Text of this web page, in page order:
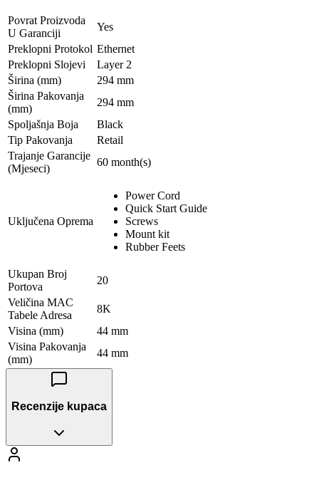
Povrat Proizvoda
U Garanciji
Yes
Preklopni Protokol Ethernet
Preklopni Slojevi
Layer 2
Širina (mm)
294 mm
Širina Pakovanja
(mm)
294 mm
Spoljašnja Boja
Black
Tip Pakovanja
Retail
Trajanje Garancije
(Mjeseci)
60 month(s)
Uključena Oprema
Power Cord
Quick Start Guide
Screws
Mount kit
Rubber Feets
Ukupan Broj
Portova
20
Veličina MAC
Tabele Adresa
8K
Visina (mm)
44 mm
Visina Pakovanja
(mm)
44 mm
Recenzije kupaca